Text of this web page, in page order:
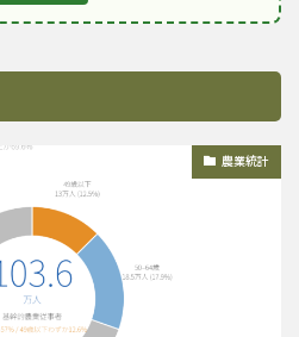
農業統計